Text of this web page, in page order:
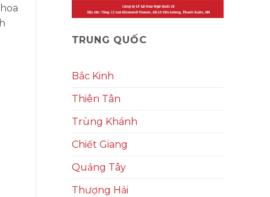
TRUNG QUỐC
Bắc Kinh
Thiên Tân
Trùng Khánh
Chiết Giang
Quảng Tây
Thượng Hải